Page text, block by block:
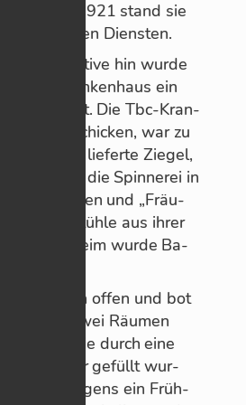
ab 1921 stand sie
in staat­li­chen Diens­ten.
In­itia­tive hin wurde
dem Kran­ken­haus ein
ein­ge­rich­tet. Die Tbc-Kran­
Kur zu schi­cken, war zu
Zie­ge­lei lie­ferte Zie­gel,
die Spin­ne­rei in
für Ma­trat­zen und „Fräu­
und Stühle aus ih­rer
Aus Dürr­heim wurde Ba­
Sü­den hin of­fen und bot
In zwei Räu­men
die durch eine
her ge­füllt wur­
mor­gens ein Früh­